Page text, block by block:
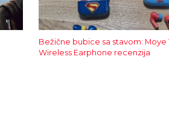
Bežične bubice sa stavom: Moye
Wireless Earphone recenzija